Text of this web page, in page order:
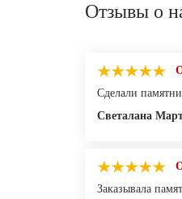
Отзывы о
Сделали
Светалана
Заказывала